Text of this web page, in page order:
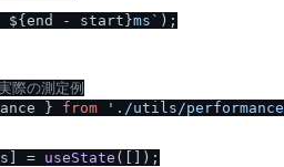
${end - start}ms` );
際の測定例
} from '. /utils /
= useState ([]);